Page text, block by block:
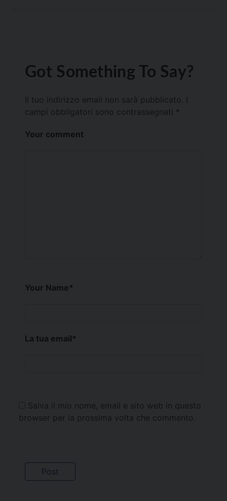
Got Something To Say?
Il tuo indirizzo email non sarà pubblicato.
campi obbligatori sono contrassegnati *
Your comment
Your Name*
La tua email*
Salva il mio nome, email e sito web in questo
browser per la prossima volta che commento.